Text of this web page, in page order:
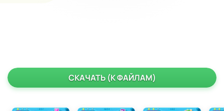
СКАЧАТЬ (К ФАЙЛАМ)